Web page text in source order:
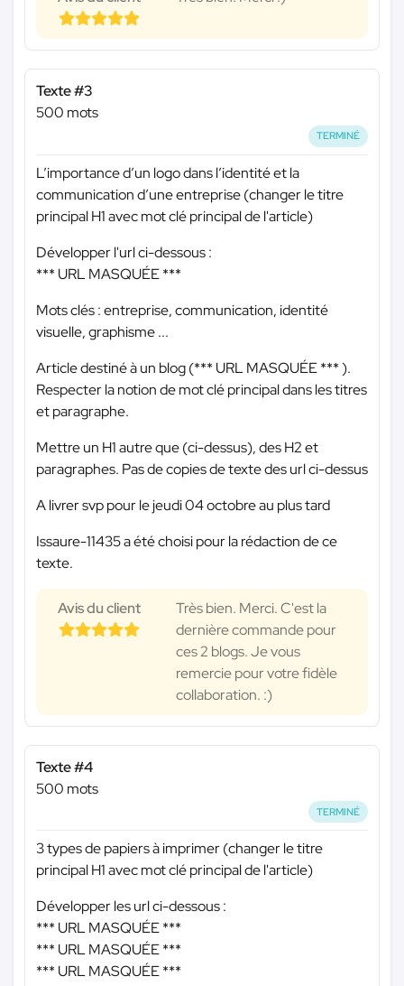
Texte #3
500 mots
TERMINÉ
L’importance d’un logo dans l’identité et la
communication d’une entreprise (changer le titre
principal H1 avec mot clé principal de l'article)
Développer l'url ci-dessous :
*** URL MASQUÉE ***
Mots clés : entreprise, communication, identité
visuelle, graphisme ...
Article destiné à un blog (*** URL MASQUÉE ***).
Respecter la notion de mot clé principal dans les titres
et paragraphe.
Mettre un H1 autre que (ci-dessus), des H2 et
paragraphes. Pas de copies de texte des url ci-dessus
A livrer svp pour le jeudi 04 octobre au plus tard
Issaure-11435 a été choisi pour la rédaction de ce
texte.
Avis du client
Très bien. Merci. C'est la
dernière commande pour
ces 2 blogs. Je vous
remercie pour votre fidèle
collaboration. :)
Texte #4
500 mots
TERMINÉ
3 types de papiers à imprimer (changer le titre
principal H1 avec mot clé principal de l'article)
Développer les url ci-dessous :
*** URL MASQUÉE ***
*** URL MASQUÉE ***
*** URL MASQUÉE ***